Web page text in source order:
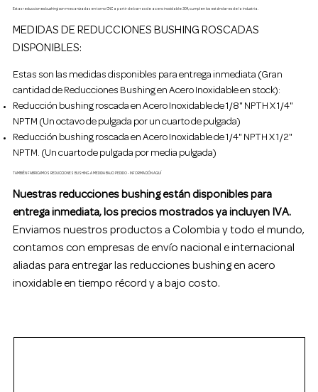
Estas reducciones bushing son mecanizadas en torno CNC a partir de barras de acero inoxidable 304, cumplen los estándares de la industria.
MEDIDAS DE REDUCCIONES BUSHING ROSCADAS
DISPONIBLES:
Estas son las medidas disponibles para entrega inmediata (Gran
cantidad de Reducciones Bushing en Acero Inoxidable en stock):
Reducción bushing roscada en Acero Inoxidable de 1/8" NPTH X 1/4"
NPTM (Un octavo de pulgada por un cuarto de pulgada)
Reducción bushing roscada en Acero Inoxidable de 1/4" NPTH X 1/2"
NPTM. (Un cuarto de pulgada por media pulgada)
TAMBIÉN FABRICAMOS REDUCCIONES BUSHING A MEDIDA BAJO PEDIDO - INFORMACIÓN AQUÍ
Nuestras reducciones bushing están disponibles para
entrega inmediata, los precios mostrados ya incluyen IVA.
Enviamos nuestros productos a Colombia y todo el mundo,
contamos con empresas de envío nacional e internacional
aliadas para entregar las reducciones bushing en acero
inoxidable en tiempo récord y a bajo costo.